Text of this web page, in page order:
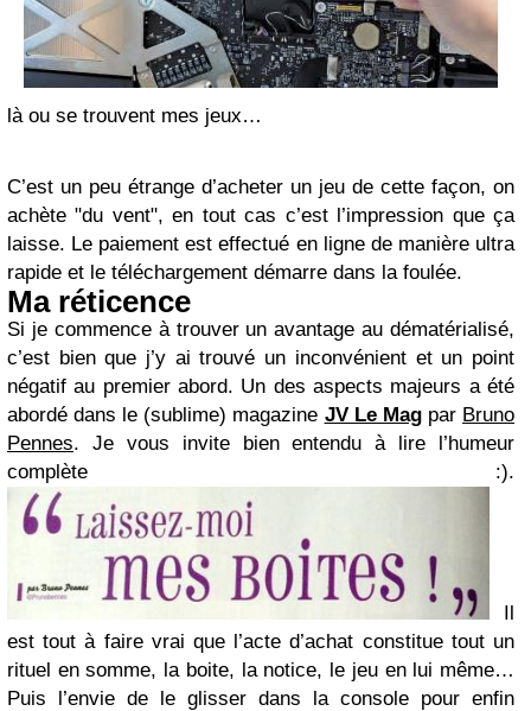
là ou se trouvent mes jeux…
C’est un peu étrange d’acheter un jeu de cette façon, on
achète "du vent", en tout cas c’est l’impression que ça
laisse. Le paiement est effectué en ligne de manière ultra
rapide et le téléchargement démarre dans la foulée.
Ma réticence
Si je commence à trouver un avantage au dématérialisé,
c’est bien que j’y ai trouvé un inconvénient et un point
négatif au premier abord. Un des aspects majeurs a été
abordé dans le (sublime) magazine JV Le Magpar Bruno
Pennes. Je vous invite bien entendu à lire l’humeur
complète :).
Il
est tout à faire vrai que l’acte d’achat constitue tout un
rituel en somme, la boite, la notice, le jeu en lui même…
Puis l’envie de le glisser dans la console pour enfin